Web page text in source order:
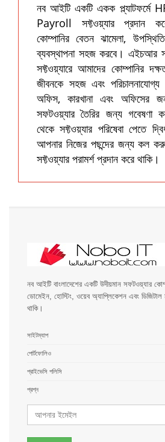
নব আইটি একটি একক প্ল্যাটফর্মে
Payroll সফ্টওয়্যার প্রদান
কোম্পানির বেতন ঝামেলা,
ব্যবস্থাপনা সহজ করবে। এইচআর
সফ্টওয়্যারে আমাদের কোম্পানির
জীবনকে সহজ এবং
অফিস, কারখানা এবং অফিসের
সফটওয়্যার তৈরির জন্য
থেকে সফ্টওয়্যার পরিষেবা পেতে
আপনার নিজের পছন্দের জন্য কল
সফ্টওয়্যার পরামর্শ প্রদান করে থাকি।
নব আইটি বাংলাদেশের একটি উদীয়মান সফটওয়্যার
ডোমেইন, হোস্টিং, ওয়েব অ্যাপ্লিকেশন এবং ডিজিটাল
থাকি।
সাইটম্যাপ
পোর্টফোলিও
প্রাইভেসি পলিসি
প্রশ্ন